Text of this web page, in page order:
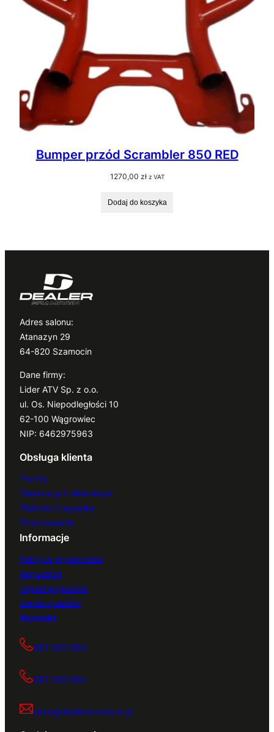
Bumper przód Scrambler 850 RED
1270,00 zł z VAT
Dodaj do koszyka
Adres salonu:
Atanazyn 29
64-820 Szamocin
Dane firmy:
Lider ATV Sp. z o.o.
ul. Os. Niepodległości 10
62-100 Wągrowiec
NIP: 6462975963
Obsługa klienta
Zwroty
Gwarancja i reklamacje
Płatności i wysyłka
Finansowanie
Informacje
Polityka prywatności
Regulamin
Import pojazdów
Serwis quadów
Kontakt
667 000 083
667 000 084
biuro@dealerszamocin.pl